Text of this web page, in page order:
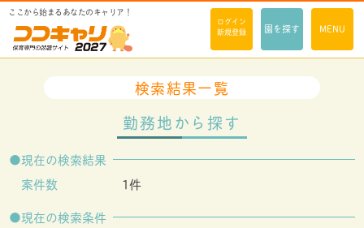
ここから始まるあなたのキャリア！
ログイン
新規登録
園を探す MENU
検索結果一覧
勤務地から探す
現在の検索結果
案件数
1件
現在の検索条件